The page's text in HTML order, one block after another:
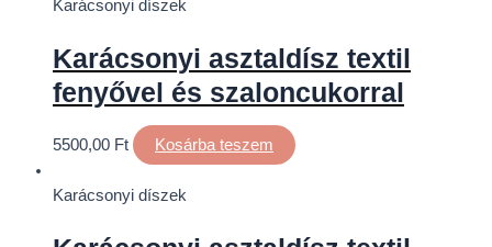
Karácsonyi díszek
Karácsonyi asztaldísz textil
fenyővel és szaloncukorral
5500,00 Ft Kosárba teszem
Karácsonyi díszek